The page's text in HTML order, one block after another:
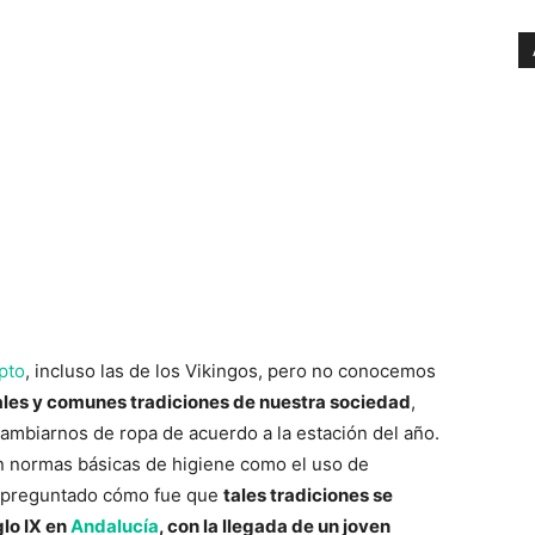
, incluso las de los Vikingos, pero no conocemos
y comunes tradiciones de nuestra sociedad,
de ropa de acuerdo a la estación del año.
básicas de higiene como el uso de
cómo fue que tales tradiciones se
IX enAndalucía, con la llegada de un joven